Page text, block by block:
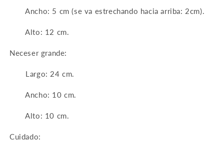
Ancho: 5 cm (se va estrechando hacia arriba: 2cm).
Alto: 12 cm.
Neceser grande:
Largo: 24 cm.
Ancho: 10 cm.
Alto: 10 cm.
Cuidado: